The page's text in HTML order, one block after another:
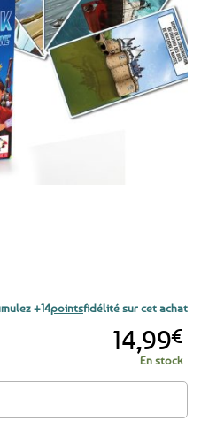
aux
favoris
14,99€
En stock
Chronoludik - Edition Bretagne
+14pointsfidélité sur cet achat